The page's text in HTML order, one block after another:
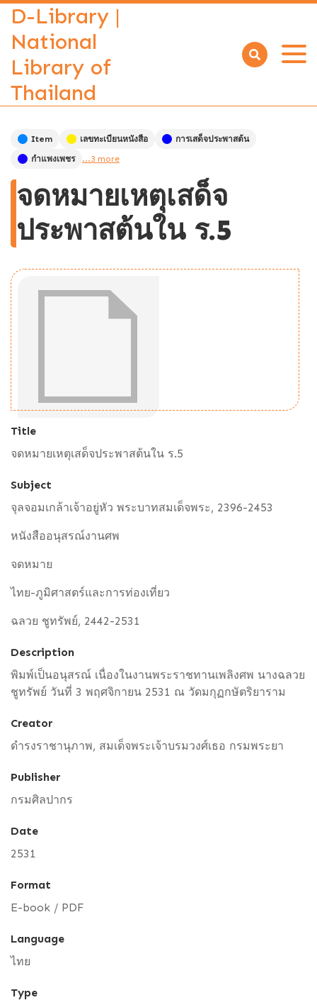
D-Library |
National
Library of
Thailand
Open
Item เลขทะเบียนหนังสือ
การเสด็จประพาสต้น
กำแพงเพชร
...3 more
จดหมายเหตุเสด็จ
ประพาสต้นใน ร.5
Title
จดหมายเหตุเสด็จประพาสต้นใน ร.5
Subject
จุลจอมเกล้าเจ้าอยู่หัว พระบาทสมเด็จพระ, 2396-2453
หนังสืออนุสรณ์งานศพ
จดหมาย
ไทย-ภูมิศาสตร์และการท่องเที่ยว
ฉลวย ชูทรัพย์, 2442-2531
Description
พิมพ์เป็นอนุสรณ์ เนื่องในงานพระราชทานเพลิงศพ นางฉลวย
ชูทรัพย์ วันที่ 3 พฤศจิกายน 2531 ณ วัดมกุฏกษัตริยาราม
Creator
ดำรงราชานุภาพ, สมเด็จพระเจ้าบรมวงศ์เธอ กรมพระยา
Publisher
กรมศิลปากร
Date
2531
Format
E-book / PDF
Language
ไทย
Type